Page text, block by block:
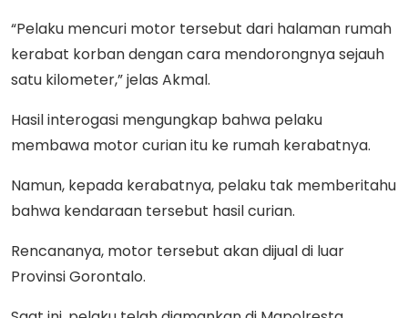
“Pelaku mencuri motor tersebut dari halaman rumah
kerabat korban dengan cara mendorongnya sejauh
satu kilometer,” jelas Akmal.
Hasil interogasi mengungkap bahwa pelaku
membawa motor curian itu ke rumah kerabatnya.
Namun, kepada kerabatnya, pelaku tak memberitahu
bahwa kendaraan tersebut hasil curian.
Rencananya, motor tersebut akan dijual di luar
Provinsi Gorontalo.